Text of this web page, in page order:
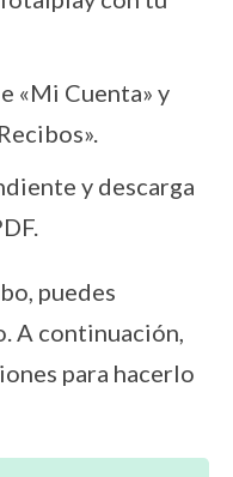
«Mi Cuenta» y
y descarga
puedes
A continuación,
para hacerlo